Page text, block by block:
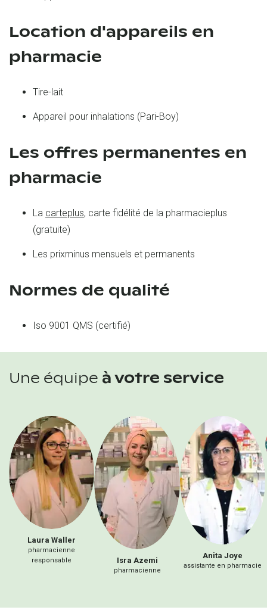
Location d'appareils en
pharmacie
Tire-lait
Appareil pour inhalations (Pari-Boy)
Les offres permanentes en
pharmacie
La carteplus, carte fidélité de la pharmacieplus
(gratuite)
Les prixminus mensuels et permanents
Normes de qualité
Iso 9001 QMS (certifié)
Une équipe à votre service
Laura Waller
pharmacienne
responsable
Isra Azemi
pharmacienne
Anita Joye
assistante en pharmacie